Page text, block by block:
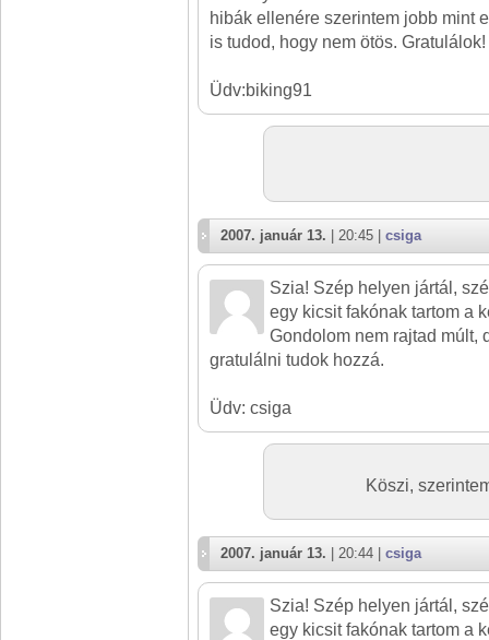
hibák ellenére szerintem jobb mint
is tudod, hogy nem ötös. Gratulálok!
Üdv:biking91
2007. január 13. | 20:45 | csiga
Szia! Szép helyen jártál,
egy kicsit fakónak tartom a
Gondolom nem rajtad múlt,
gratulálni tudok hozzá.
Üdv: csiga
Köszi,
2007. január 13. | 20:44 | csiga
Szia! Szép helyen jártál,
egy kicsit fakónak tartom a